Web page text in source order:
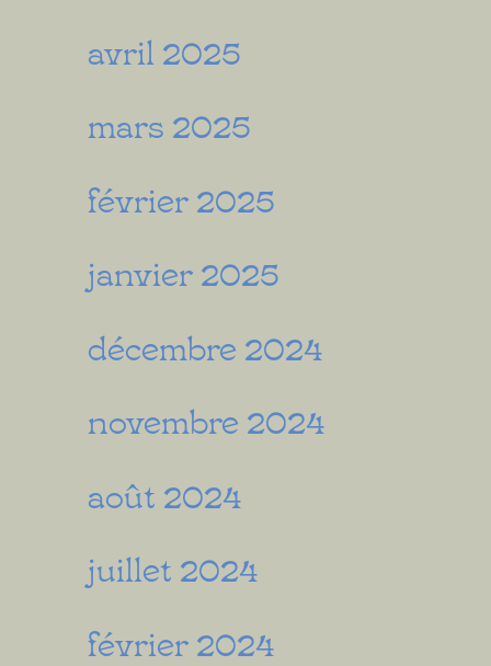
avril 2025
mars 2025
février 2025
janvier 2025
décembre 2024
novembre 2024
août 2024
juillet 2024
février 2024